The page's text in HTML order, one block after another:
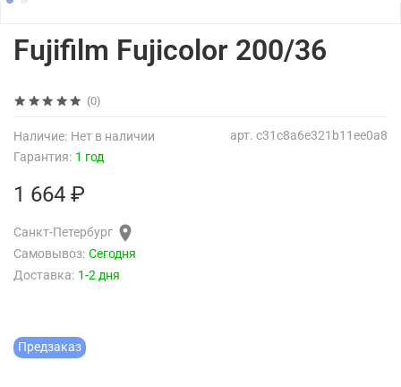
(0)
арт. c31c8a6e321b11ee0a8
Наличие: Нет в наличии
Гарантия: 1 год
Предзаказ
Fujifilm Fujicolor 200/36
1 664 ₽
Санкт-Петербург
Самовывоз: Сегодня
Доставка: 1-2 дня